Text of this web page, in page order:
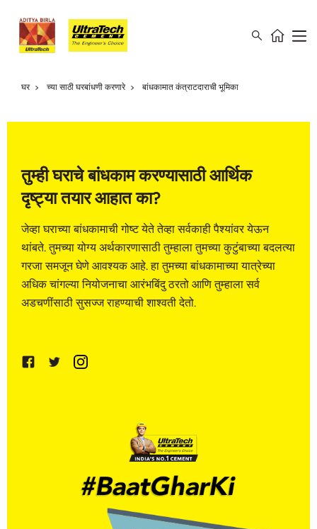
घर च्या साठी घरबांधणी करणारे बांधकामात कंत्राटदाराची भूमिका
तुम्ही घराचे बांधकाम करण्यासाठी आर्थिक
दृष्ट्या तयार आहात का?
जेव्हा घराच्या बांधकामाची गोष्ट येते तेव्हा सर्वकाही पैश्यांवर येऊन
थांबते. तुमच्या योग्य अर्थकारणासाठी तुम्हाला तुमच्या कुटुंबाच्या बदलत्या
गरजा समजून घेणे आवश्यक आहे. हा तुमच्या बांधकामाच्या यात्रेच्या
अधिक चांगल्या नियोजनाचा आरंभबिंदु ठरतो आणि तुम्हाला सर्व
अडचणींसाठी सुसज्ज राहण्याची शाश्वती देतो.